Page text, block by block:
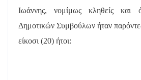
Ιωάννης, νομίμως κληθείς
Δημοτικών Συμβούλων ήταν
είκοσι (20) ήτοι: